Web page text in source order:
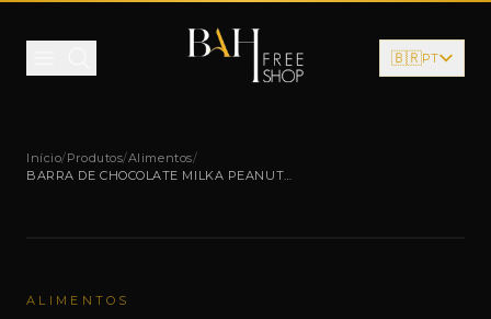
🇧🇷PT
Início/Produtos/Alimentos/
BARRA DE CHOCOLATE MILKA PEANUT
ALIMENTOS